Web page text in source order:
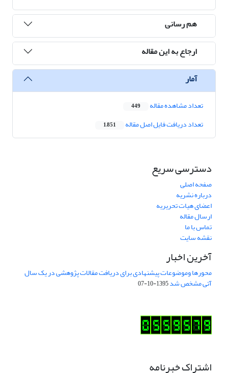
هم رسانی
ارجاع به این مقاله
آمار
تعداد مشاهده مقاله 449
تعداد دریافت فایل اصل مقاله 1,851
دسترسی سریع
صفحه اصلی
درباره نشریه
اعضای هیات تحریریه
ارسال مقاله
تماس با ما
نقشه سایت
آخرین اخبار
محورها وموضوعات پیشنهادی برای دریافت مقالات پژوهشی در یک سال
آتی مشخص شد1395-10-07
اشتراک خبرنامه